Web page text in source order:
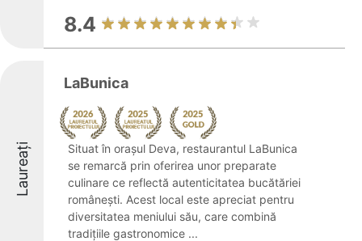
8.4
Laureați
LaBunica
Situat în orașul Deva, restaurantul LaBunica
se remarcă prin oferirea unor preparate
culinare ce reflectă autenticitatea bucătăriei
românești. Acest local este apreciat pentru
diversitatea meniului său, care combină
tradițiile gastronomice ...